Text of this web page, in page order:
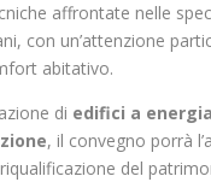
affrontate nelle
con un’attenzione
abitativo.
di edifici a
, il convegno porrà
del